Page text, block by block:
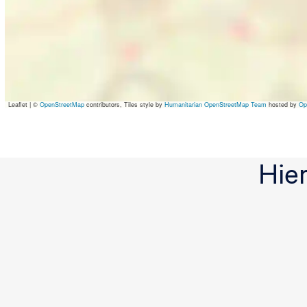
Leaflet|©OpenStreetMapcontributors, Tiles style byHumanitarian OpenStreetMap Teamhosted by